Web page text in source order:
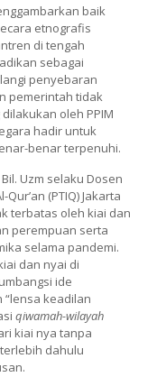
baik
etnografis
di tengah
sebagai
penyebaran
pemerintah tidak
oleh PPIM
hadir untuk
benar terpenuhi.
Uzm selaku Dosen
(PTIQ) Jakarta
terbatas oleh kiai dan
perempuan serta
selama pandemi.
dan nyai di
ide
keadilan
qiwamah-wilayah
kiai nya tanpa
dahulu